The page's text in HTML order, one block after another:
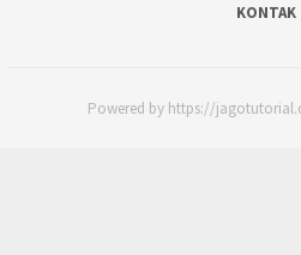
KONTAK
Powered by https://